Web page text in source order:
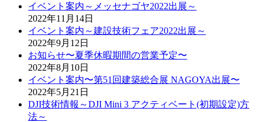
イベント案内～メッセナゴヤ2022出展～
2022年11月14日
イベント案内～建設技術フェア2022出展～
2022年9月12日
お知らせ〜夏季休暇期間の営業予定〜
2022年8月10日
イベント案内〜第51回建築総合展 NAGOYA出展〜
2022年5月21日
DJI技術情報～DJI Mini 3 アクティベート(初期設定)方
法～